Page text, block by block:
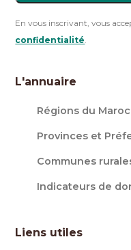
En vous inscrivant, vous
confidentialité.
L'annuaire
Régions du Maroc
Provinces et
Communes
Indicateurs de
Liens utiles